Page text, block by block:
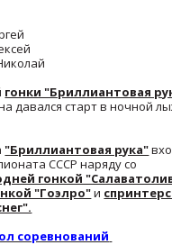
гонки "Бриллиантовая
давался старт в ночной
"Бриллиантовая рука"
СССР наряду со
гонкой
"Гоэлро"и
соревнований